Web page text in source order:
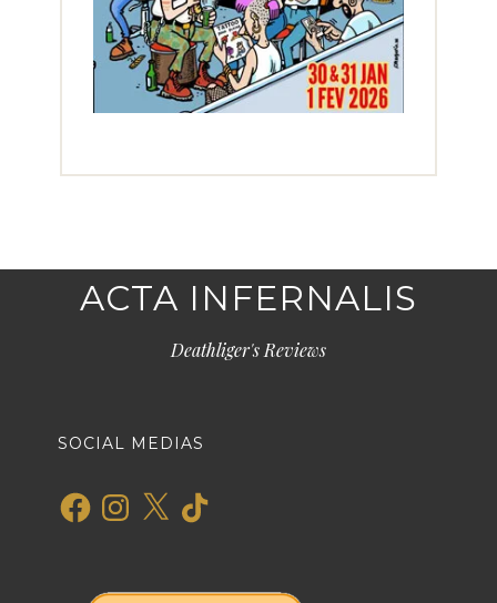
ACTA INFERNALIS
Deathliger's Reviews
SOCIAL MEDIAS
FacebookInstagram
X TikTok